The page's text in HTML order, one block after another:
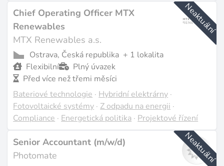
Neaktuální
Chief Operating Officer MTX
Renewables
MTX Renewables a.s.
Ostrava, Česká republika + 1 lokalita
Flexibilní
Plný úvazek
Před více než třemi měsíci
Bateriové technologie · Hybridní elektrárny ·
Fotovoltaické systémy · Z odpadu na energii ·
Compliance · Energetická politika · Projektové řízení
Neaktuální
Senior Accountant (m/w/d)
Photomate